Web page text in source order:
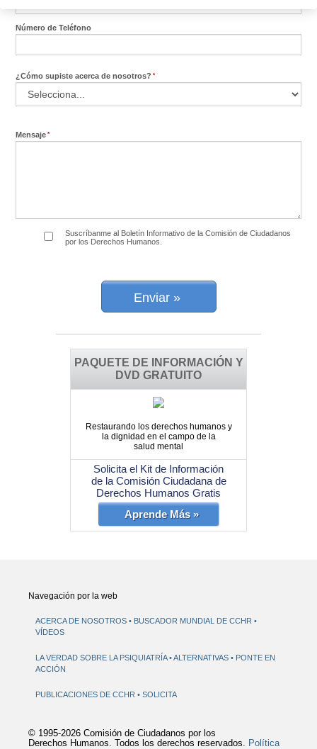
Número de Teléfono
¿Cómo supiste acerca de nosotros?
Mensaje
Suscríbanme al Boletín Informativo de la Comisión de Ciudadanos
por los Derechos Humanos.
Enviar »
PAQUETE DE INFORMACIÓN Y
DVD GRATUITO
Restaurando los derechos humanos y
la dignidad en el campo de la
salud mental
Solicita el Kit de Información
de la Comisión Ciudadana de
Derechos Humanos Gratis
Aprende Más »
Navegación por la web
ACERCA DE NOSOTROS
BUSCADOR MUNDIAL DE CCHR
VÍDEOS
LA VERDAD SOBRE LA PSIQUIATRÍA ALTERNATIVAS
PONTE EN
ACCIÓN
PUBLICACIONES DE CCHR SOLICITA
© 1995-2026 Comisión de Ciudadanos por los
Derechos Humanos. Todos los derechos reservados. Política